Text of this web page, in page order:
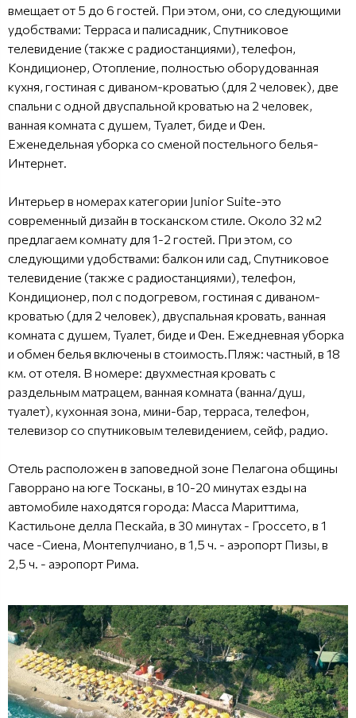
вмещает от 5 до 6 гостей. При этом, они, со следующими
удобствами: Терраса и палисадник, Спутниковое
телевидение (также с радиостанциями), телефон,
Кондиционер, Отопление, полностью оборудованная
кухня, гостиная с диваном-кроватью (для 2 человек), две
спальни с одной двуспальной кроватью на 2 человек,
ванная комната с душем, Туалет, биде и Фен.
Еженедельная уборка со сменой постельного белья-
Интернет.
Интерьер в номерах категории Junior Suite-это
современный дизайн в тосканском стиле. Около 32 м2
предлагаем комнату для 1-2 гостей. При этом, со
следующими удобствами: балкон или сад, Спутниковое
телевидение (также с радиостанциями), телефон,
Кондиционер, пол с подогревом, гостиная с диваном-
кроватью (для 2 человек), двуспальная кровать, ванная
комната с душем, Туалет, биде и Фен. Ежедневная уборка
и обмен белья включены в стоимость.Пляж: частный, в 18
км. от отеля. В номере: двухместная кровать с
раздельным матрацем, ванная комната (ванна/душ,
туалет), кухонная зона, мини-бар, терраса, телефон,
телевизор со спутниковым телевидением, сейф, радио.
Отель расположен в заповедной зоне Пелагона общины
Гаворрано на юге Тосканы, в 10-20 минутах езды на
автомобиле находятся города: Масса Мариттима,
Кастильоне делла Пескайа, в 30 минутах - Гроссето, в 1
часе -Сиена, Монтепулчиано, в 1,5 ч. - аэропорт Пизы, в
2,5 ч. - аэропорт Рима.